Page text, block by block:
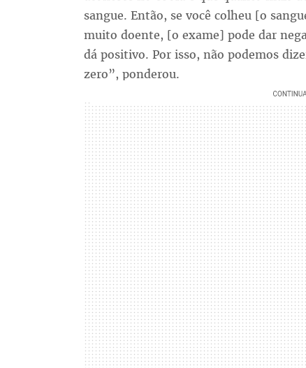
sangue. Então, se você colheu [o
muito doente, [o exame] pode dar
dá positivo. Por isso, não podemos
zero”, ponderou.